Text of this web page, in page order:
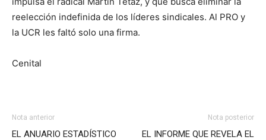
reelección indefinida de los líderes sindicales. Al PRO y
la UCR les faltó solo una firma.
Cenital
Nota anterior
EL ANUARIO ESTADÍSTICO
Nota posterior
EL INFORME QUE REVELA EL